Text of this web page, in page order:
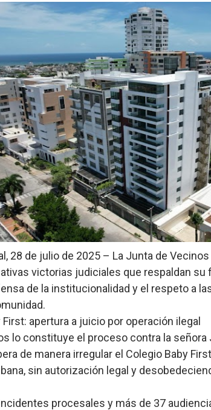
policial sobre atentado a balazos en
urge fortalecer el sistema eléctrico ante
gomas quemadas y bombas
Ángel Salcedo anuncia festival cultural
Ángel Salcedo anuncia festival cultural
oportuna de Propeep permite a
a Angelina Biviana Riveiro como
y Liga Municipal Dominicana impulsan
Superior Administrativo anula permisos
flexibiliza renovación de cédula: adiós al
Amigos es reconocido por sus
Popular escala 17 posiciones en los mil
y el SRSO actualizan Manual de
de León responde a Roberto Tineo y a
55 años sembrando desarrollo y
28 de julio de 2025 – La Junta de
victorias judiciales que respaldan su
de la institucionalidad y el respeto a
First: apertura a juicio por operación ilegal
lo constituye el proceso contra la
de manera irregular el Colegio Baby
sin autorización legal y
procesales y más de 37